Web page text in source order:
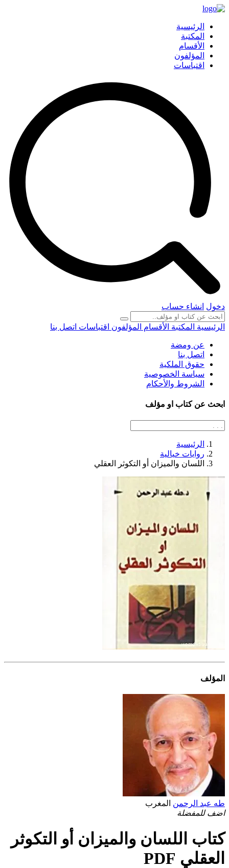
الرئيسية
المكتبة
الأقسام
المؤلفون
اقتباسات
دخول انشاء حساب
الرئيسية المكتبة الأقسام المؤلفون اقتباسات اتصل بنا
عن ومضة
اتصل بنا
حقوق الملكية
سياسة الخصوصية
الشروط والأحكام
ابحث عن كتاب او مؤلف
الرئيسية
روايات خيالية
اللسان والميزان أو التكوثر العقلي
المؤلف
طه عبد الرحمن المغرب
اضف للمفضلة
كتاب اللسان والميزان أو التكوثر
العقلي PDF